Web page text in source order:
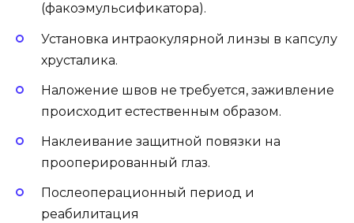
(факоэмульсификатора).
Установка интраокулярной линзы в капсулу
хрусталика.
Наложение швов не требуется, заживление
происходит естественным образом.
Наклеивание защитной повязки на
прооперированный глаз.
Послеоперационный период и
реабилитация